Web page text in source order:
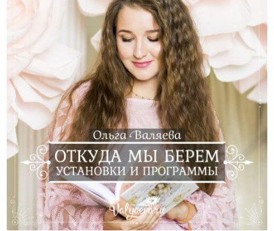
Откуда Мы Берем Установки И Программы